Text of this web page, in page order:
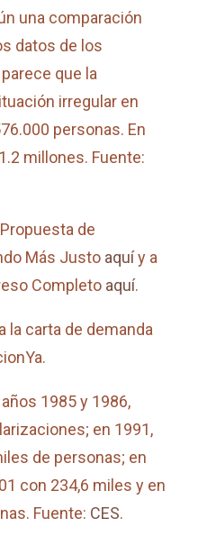
una comparación
datos de los
que la
irregular en
personas. En
millones. Fuente:
de
Más Justo aquíy a
Completo aquí.
la carta de demanda
1985 y 1986,
en 1991,
de personas; en
con 234,6 miles y en
Fuente: CES.